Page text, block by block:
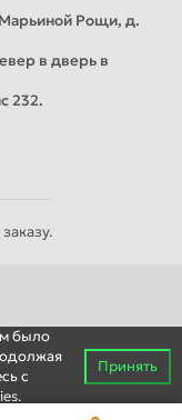
Рощи, д.
в дверь в
232.
было
c
Принять